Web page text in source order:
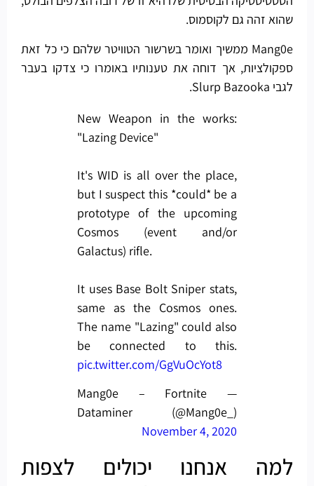
שהוא זהה גם לקוסמוס.
Mang0e ממשיך ואומר בשרשור הטוויטר שלהם כי כל זאת
ספקולציות, אך דוחה את טענותיו באומרו כי צדקו בעבר
לגבי Slurp Bazooka.
New Weapon in the works:
"Lazing Device"
It's WID is all over the place,
but I suspect this *could* be a
prototype of the upcoming
Cosmos (event and/or
Galactus) rifle.
It uses Base Bolt Sniper stats,
same as the Cosmos ones.
The name "Lazing" could also
be connected to this.
pic.twitter.com/GgVuOcYot8
— Mang0e – Fortnite
Dataminer (@Mang0e_)
November 4, 2020
למה אנחנו יכולים לצפות